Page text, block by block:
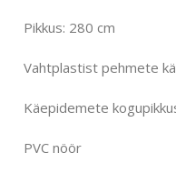
Pikkus: 280 cm
Vahtplastist pehmete
Käepidemete
PVC nöör